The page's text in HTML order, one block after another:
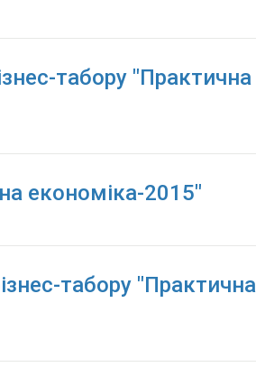
табору "Практична
економіка-2015"
табору "Практична